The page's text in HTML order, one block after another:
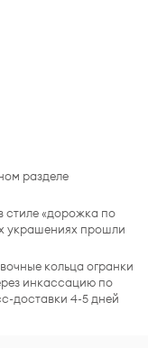
разделе
стиле «дорожка по
украшениях прошли
кольца огранки
инкассацию по
доставки 4-5 дней